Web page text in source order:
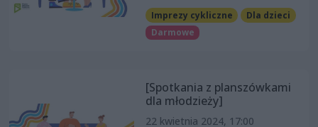
Imprezy cykliczne
Dla dzieci
Darmowe
[Spotkania z planszówkami
dla młodzieży]
22 kwietnia 2024, 17:00